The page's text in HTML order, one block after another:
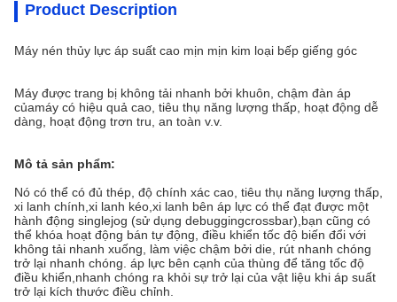
Product Description
Máy nén thủy lực áp suất cao mịn mịn kim loại bếp giếng góc
Máy được trang bị không tải nhanh bởi khuôn, chậm đàn áp
củamáy có hiệu quả cao, tiêu thụ năng lượng thấp, hoạt động dễ
dàng, hoạt động trơn tru, an toàn v.v.
Mô tả sản phẩm:
Nó có thể có đủ thép, độ chính xác cao, tiêu thụ năng lượng thấp,
xi lanh chính,xi lanh kéo,xi lanh bên áp lực có thể đạt được một
hành động singlejog (sử dụng debuggingcrossbar),bạn cũng có
thể khóa hoạt động bán tự động, điều khiển tốc độ biến đổi với
không tải nhanh xuống, làm việc chậm bởi die, rút nhanh chóng
trở lại nhanh chóng. áp lực bên cạnh của thùng để tăng tốc độ
điều khiển,nhanh chóng ra khỏi sự trở lại của vật liệu khi áp suất
trở lại kích thước điều chỉnh.